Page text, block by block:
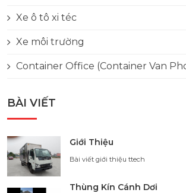
Xe ô tô xi téc
Xe môi trường
Container Office (Container Van
BÀI VIẾT
Giới Thiệu
Bài viết giới thiệu ttech
Thùng Kín Cánh Dơi